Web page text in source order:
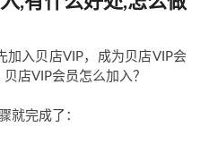
加入贝店VIP，成为贝店VIP会
店VIP会员怎么加入？
就完成了：